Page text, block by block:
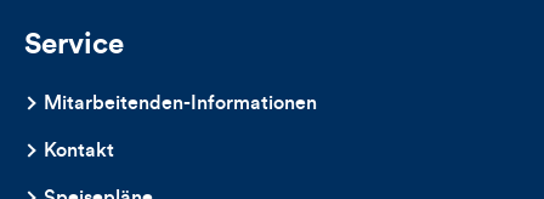
Service
Mitarbeitenden-Informationen
Kontakt